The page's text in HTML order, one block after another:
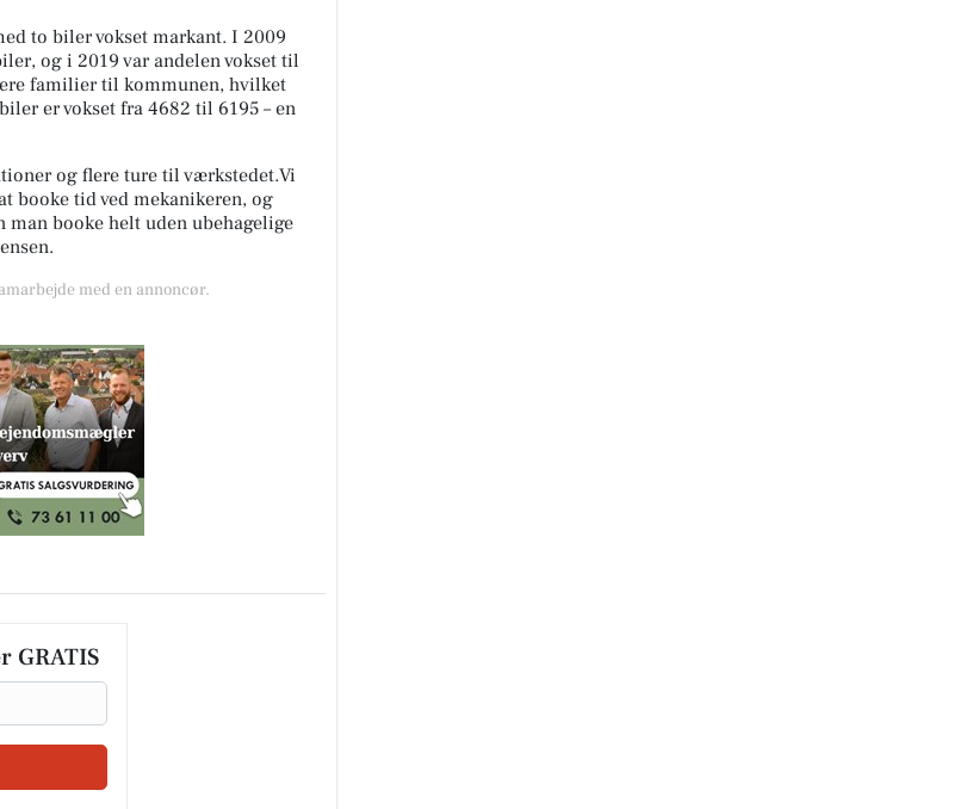
to biler vokset markant. I 2009
og i 2019 var andelen vokset til
familier til kommunen, hvilket
er vokset fra 4682 til 6195 – en
og flere ture til værkstedet.Vi
booke tid ved mekanikeren, og
man booke helt uden ubehagelige
med en annoncør.
GRATIS